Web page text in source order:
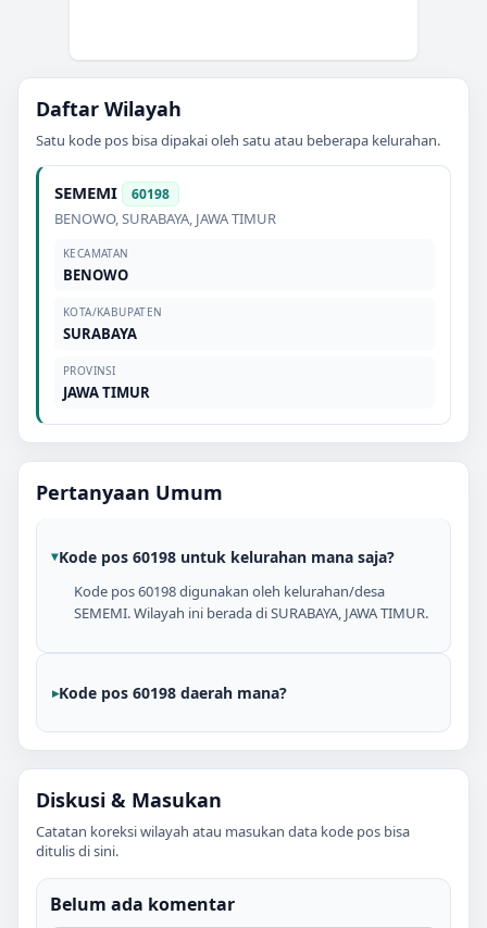
Daftar Wilayah
Satu kode pos bisa dipakai oleh satu atau beberapa kelurahan.
SEMEMI 60198
BENOWO,SURABAYA, JAWA TIMUR
KECAMATAN
BENOWO
KOTA/KABUPATEN
SURABAYA
PROVINSI
JAWA TIMUR
Pertanyaan Umum
Kode pos 60198 untuk kelurahan mana saja?
Kode pos 60198 digunakan oleh kelurahan/desa
SEMEMI. Wilayah ini berada di SURABAYA, JAWA TIMUR.
Kode pos 60198 daerah mana?
Diskusi & Masukan
Catatan koreksi wilayah atau masukan data kode pos bisa
ditulis di sini.
Belum ada komentar